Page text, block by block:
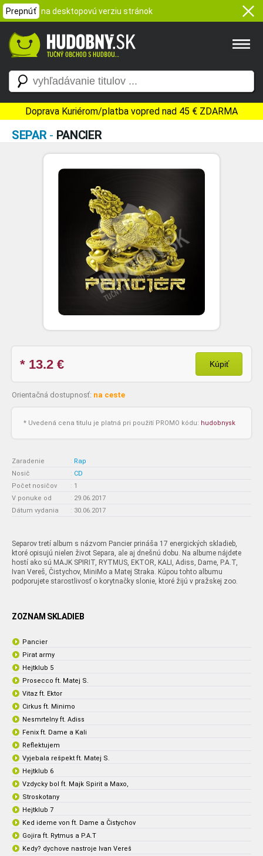
Prepnúť na desktopovú verziu stránok
Doprava Kuriérom/platba vopred nad 45 € ZDARMA
SEPAR- PANCIER
* 13.2 € Kúpiť
Orientačná dostupnosť: na ceste
* Uvedená cena titulu je platná pri použití PROMO kódu: hudobnysk
Zaradenie : Rap
Nosič
: CD
Počet nosičov
: 1
V ponuke od
: 29.06.2017
Dátum vydania
: 30.06.2017
Separov tretí album s názvom Pancier prináša 17 energických skladieb,
ktoré opisujú nielen život Separa, ale aj dnešnú dobu. Na albume nájdete
hostí ako sú MAJK SPIRIT, RYTMUS, EKTOR, KALI, Adiss, Dame, P.A.T,
Ivan Vereš, Čistychov, MiniMo a Matej Straka. Kúpou tohto albumu
podporujete starostlivosť o korytnačky slonie, ktoré žijú v pražskej zoo.
ZOZNAM SKLADIEB
Pancier
Pirat army
Hejtklub 5
Prosecco ft. Matej S.
Vitaz ft. Ektor
Cirkus ft. Minimo
Nesmrtelny ft. Adiss
Fenix ft. Dame a Kali
Reflektujem
Vyjebala rešpekt ft. Matej S.
Hejtklub 6
Vzdycky bol ft. Majk Spirit a Maxo,
Stroskotany
Hejtklub 7
Ked ideme von ft. Dame a Čistychov
Gojira ft. Rytmus a P.A.T
Kedy? dychove nastroje Ivan Vereš